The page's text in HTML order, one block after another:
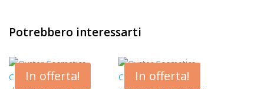
Potrebbero interessarti
In offerta! In offerta!